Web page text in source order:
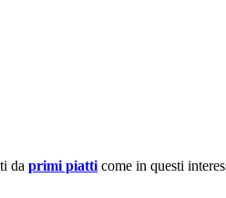
da primi piatti come in questi